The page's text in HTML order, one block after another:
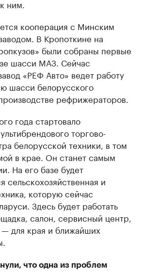
ним.
кооперация с Минским
В Кропоткине на
были собраны первые
шасси МАЗ. Сейчас
«РЕФ Авто» ведет работу
шасси белорусского
рефрижераторов.
года стартовало
торгово-
белорусской техники, в том
в крае. Он станет самым
На его базе будет
сельскохозяйственная и
которую сейчас
Здесь будет работать
салон, сервисный центр,
— для края и ближайших
что одна из проблем